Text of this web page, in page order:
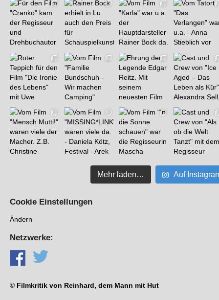
Mehr laden… Auf
Cookie Einstellungen
Ändern
Netzwerke:
© Filmkritik von Reinhard, dem Mann mit Hut